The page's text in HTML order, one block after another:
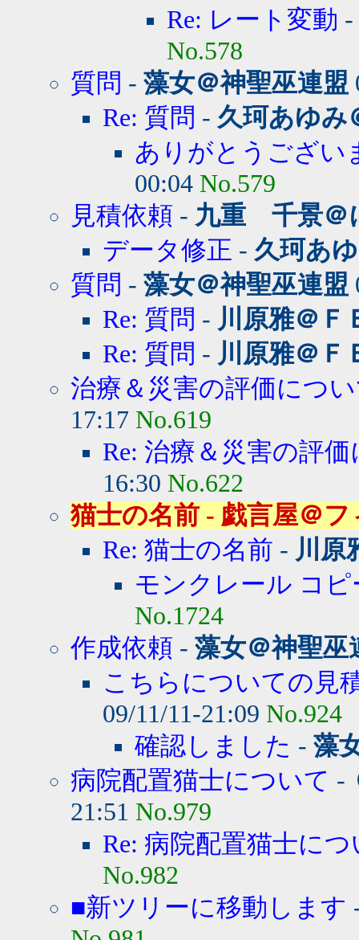
Re: レート変動 -
No.578
質問 - 藻女＠神聖巫連盟
Re: 質問 - 久珂あゆみ
ありがとうござい
00:04 No.579
見積依頼 - 九重 千景＠
データ修正 - 久珂あ
質問 - 藻女＠神聖巫連盟
Re: 質問 - 川原雅＠Ｆ
Re: 質問 - 川原雅＠Ｆ
治療＆災害の評価につ
17:17 No.619
Re: 治療＆災害の評
16:30 No.622
猫士の名前 - 戯言屋＠フ
Re: 猫士の名前 - 川原
モンクレール コ
No.1724
作成依頼 - 藻女＠神聖巫
こちらについての見
09/11/11-21:09 No.924
確認しました - 藻
病院配置猫士について -
21:51 No.979
Re: 病院配置猫士に
No.982
■新ツリーに移動します